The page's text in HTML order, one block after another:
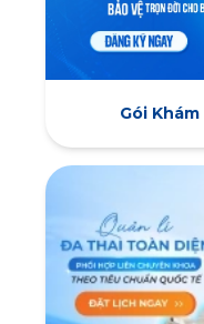
Gói